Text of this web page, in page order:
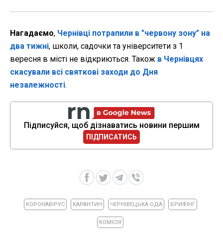
Нагадаємо, Чернівці потрапили в "червону зону" на
два тижні, школи, садочки та університети з 1
вересня в місті не відкриються. Також в Чернівцях
скасували всі святкові заходи до Дня
незалежності.
Підписуйся, щоб дізнаватись новини першим
ПІДПИСАТИСЬ
КОРОНАВІРУС КАРАНТИН ЧЕРНІВЕЦЬКА ОДА БРИФІНГ
КОМІСІЯ